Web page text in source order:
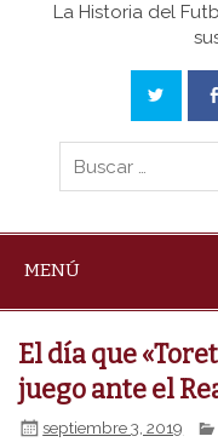
La Historia del
MENÚ
El día que
juego ante el
septiembre 3, 2019